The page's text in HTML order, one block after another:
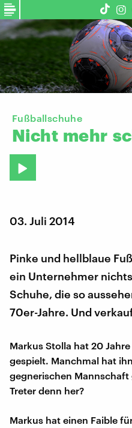
Fußballschuhe
Nicht mehr
03. Juli 2014
Pinke und hellblaue
ein Unternehmer
Schuhe, die so
70er-Jahre. Und
Markus Stolla hat 20
gespielt. Manchmal hat
gegnerischen
Treter denn her?
Markus hat einen Faible